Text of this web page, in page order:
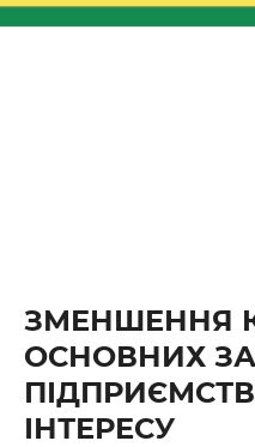
ЗМЕНШЕННЯ
ОСНОВНИХ
ІНТЕРЕСУ